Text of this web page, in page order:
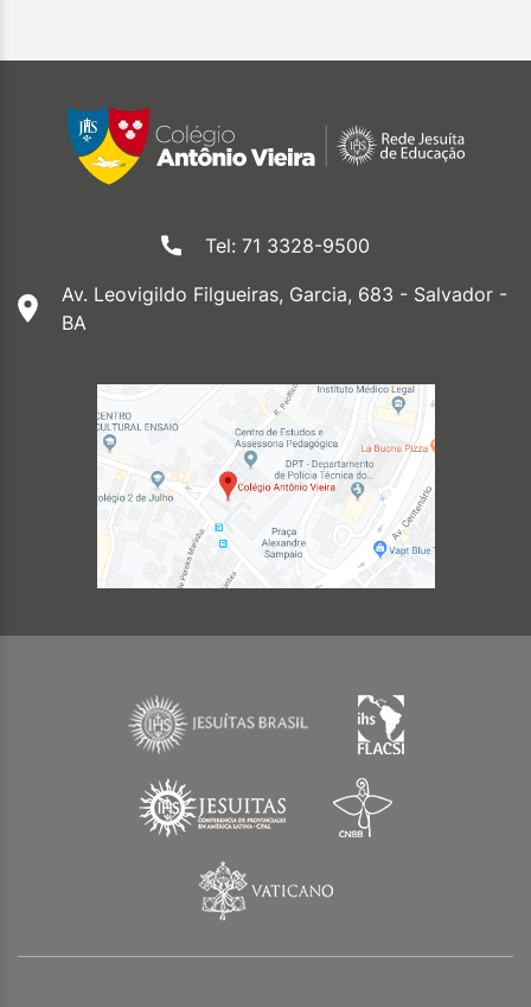
Tel: 71 3328-9500
Av. Leovigildo Filgueiras, Garcia, 683 - Salvador -
BA